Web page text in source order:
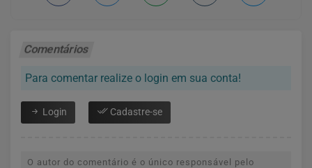
Comentários
Para comentar realize o login em sua conta!
Login Cadastre-se
O autor do comentário é o único responsável pelo